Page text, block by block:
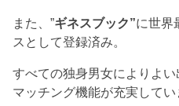
また、”ギネスブック”に世界
スとして登録済み。
すべての独身男女によりよ
マッチング機能が充実してい